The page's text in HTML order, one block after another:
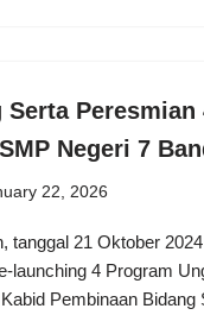
Serta Peresmian
Negeri 7
22, 2026
tanggal 21 Oktober
launching 4 Program
Pembinaan Bidang